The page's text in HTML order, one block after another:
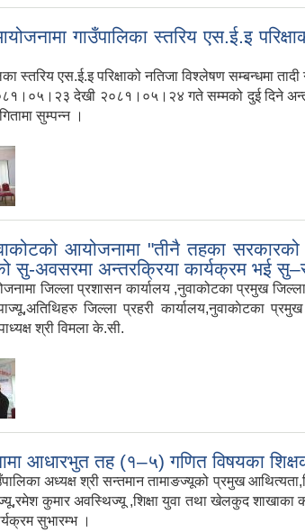
गाउँपालिका स्तरिय एस.ई.इ
स्तरिय एस.ई.इ परिक्षाको नतिजा विश्लेषण सम्बन्धमा
देखी २०८१।०५।२४ गते सम्मको दुई दिने
सुम्पन्न ।
आयोजनामा "तीनै तहका सरकारको
सु-अवसरमा अन्तरक्रिया कार्यक्रम भई
जिल्ला प्रशासन कार्यालय ,नुवाकोटका प्रमुख जिल्ला
जिल्ला प्रहरी कार्यालय,नुवाकाेटका
श्री विमला के.सी.
आधारभुत तह (१–५) गणित विषयका
अध्यक्ष श्री सन्तमान तामाङज्यूको प्रमुख
कुमार अवस्थिज्यू ,शिक्षा युवा तथा खेलकुद शाखाका
सुभारम्भ ।